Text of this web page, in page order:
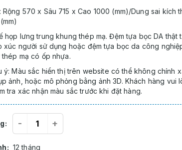
Rộng 570 x Sâu 715 x Cao 1000 (mm)/Dung sai kích
họp lưng trung khung thép mạ. Đệm tựa bọc DA thật
xúc người sử dụng hoặc đệm tựa bọc da công
thép mạ có ốp nhựa.
ý: Màu sắc hiển thị trên website có thể không chính
ảnh, hoặc mô phỏng bằng ảnh 3D. Khách hàng vui
tra xác nhận màu sắc trước khi đặt hàng.
- +
12 tháng